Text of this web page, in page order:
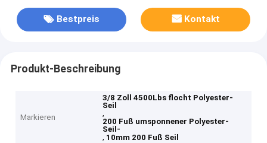
Bestpreis Kontakt
Produkt-Beschreibung
Markieren
3/8 Zoll 4500Lbs flocht Polyester-
Seil
,
200 Fuß umsponnener Polyester-
Seil-
, 10mm 200 Fuß Seil